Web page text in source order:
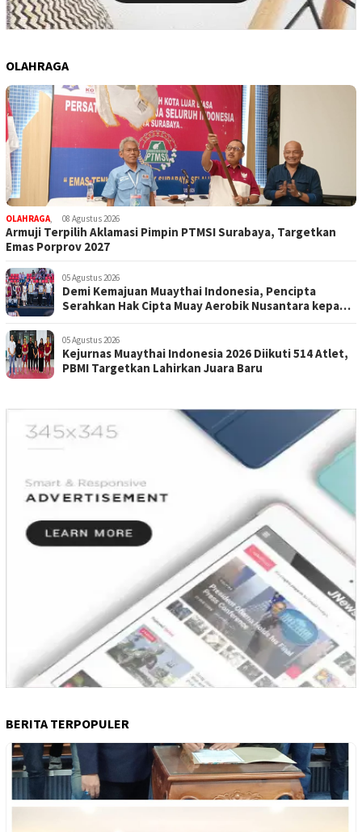
OLAHRAGA
OLAHRAGA 08 Agustus 2026
Armuji Terpilih Aklamasi Pimpin PTMSI Surabaya, Targetkan
Emas Porprov 2027
05 Agustus 2026
Demi Kemajuan Muaythai Indonesia, Pencipta
Serahkan Hak Cipta Muay Aerobik Nusantara kepada
05 Agustus 2026
Kejurnas Muaythai Indonesia 2026 Diikuti 514 Atlet,
PBMI Targetkan Lahirkan Juara Baru
BERITA TERPOPULER